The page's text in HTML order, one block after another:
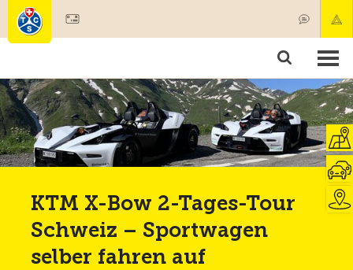
Mitgliedschaft & Leistungen
Test, Sicherheit & Gesundheit
KTM X-Bow 2-Tages-Tour
Schweiz – Sportwagen
selber fahren auf